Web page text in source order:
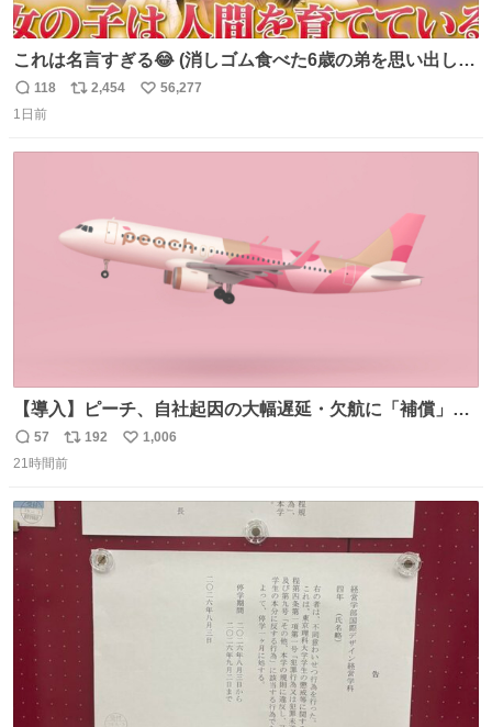
これは名言すぎる😂 (消しゴム食べた6歳の弟を思い出しな
がら)
返
信
118
リ
2,454
い
56,277
1日前
【導入】ピーチ、自社起因の大幅遅延・欠航に「補償」開
始へ news.livedoor.com/article/detail… 同社に起因する理
由によって大幅遅延や欠航が発生した場合、乗客が負担し
は1人あたり上限1万円、国際線は上限2万円まで支払う。
返
信
57
リ
ポ
数
192
い
1,006
21時間前